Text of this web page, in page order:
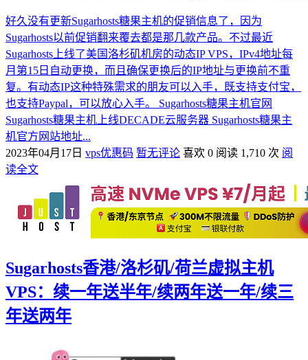
好久没有更新Sugarhosts糖果主机的促销信息了，因为
Sugarhosts以前促销翻来覆去都是那几款产品。不过最近
Sugarhosts上线了美国洛杉矶机房的动态IP VPS，IPv4地址每
月第15日自动更换，而且确保更换后的IP地址与更换前不重
复。有动态IP这种特殊需求的朋友可以入手，既支持支付宝，
也支持Paypal，可以放心入手。 Sugarhosts糖果主机官网
Sugarhosts糖果主机上线DECADE云服务器 Sugarhosts糖果主
机官方网站地址...
2023年04月17日 vps优惠码 暂无评论 喜欢 0 阅读 1,710 次 阅
读全文
Sugarhosts香港/洛杉矶/荷兰虚拟主机
VPS：续一年送半年/续两年送一年/续三
年送两年